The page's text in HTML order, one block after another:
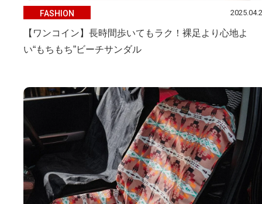
FASHION
【ワンコイン】長時間歩いてもラク！裸足より心地よ
い“もちもち”ビーチサンダル